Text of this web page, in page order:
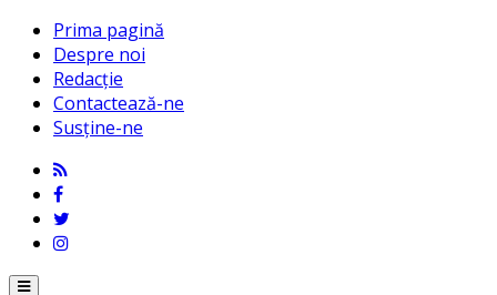
Prima pagină
Despre noi
Redacție
Contactează-ne
Susține-ne
Menu